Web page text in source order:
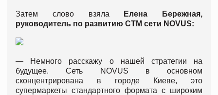
Затем слово взяла Елена Бережная,
руководитель по развитию СТМ сети NOVUS:
— Немного расскажу о нашей стратегии на
будущее. Сеть NOVUS в основном
сконцентрирована в городе Киеве, это
супермаркеты стандартного формата с широким